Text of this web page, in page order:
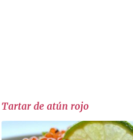
Tartar de atún rojo